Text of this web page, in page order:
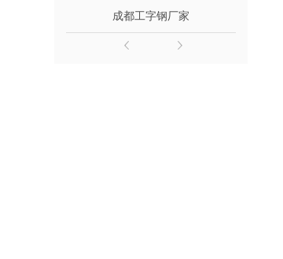
成都工字钢厂家